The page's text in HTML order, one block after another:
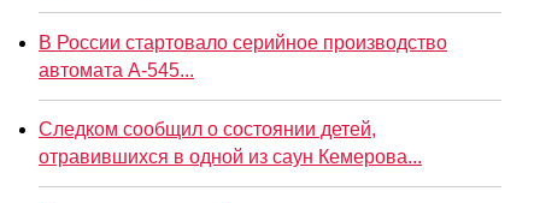
В России стартовало серийное производство
автомата А-545...
Следком сообщил о состоянии детей,
отравившихся в одной из саун Кемерова...